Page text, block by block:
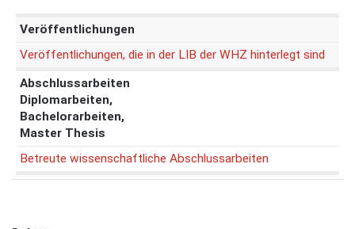
Veröffentlichungen
Veröffentlichungen, die in der LIB der WHZ hinterlegt sind
Abschlussarbeiten
Diplomarbeiten,
Bachelorarbeiten,
Master Thesis
Betreute wissenschaftliche Abschlussarbeiten